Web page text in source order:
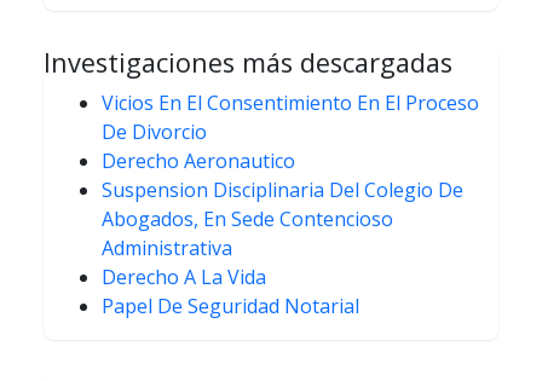
Investigaciones más descargadas
Vicios En El Consentimiento En El Proceso
De Divorcio
Derecho Aeronautico
Suspension Disciplinaria Del Colegio De
Abogados, En Sede Contencioso
Administrativa
Derecho A La Vida
Papel De Seguridad Notarial